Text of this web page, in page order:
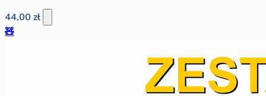
44,00 zł
🧸